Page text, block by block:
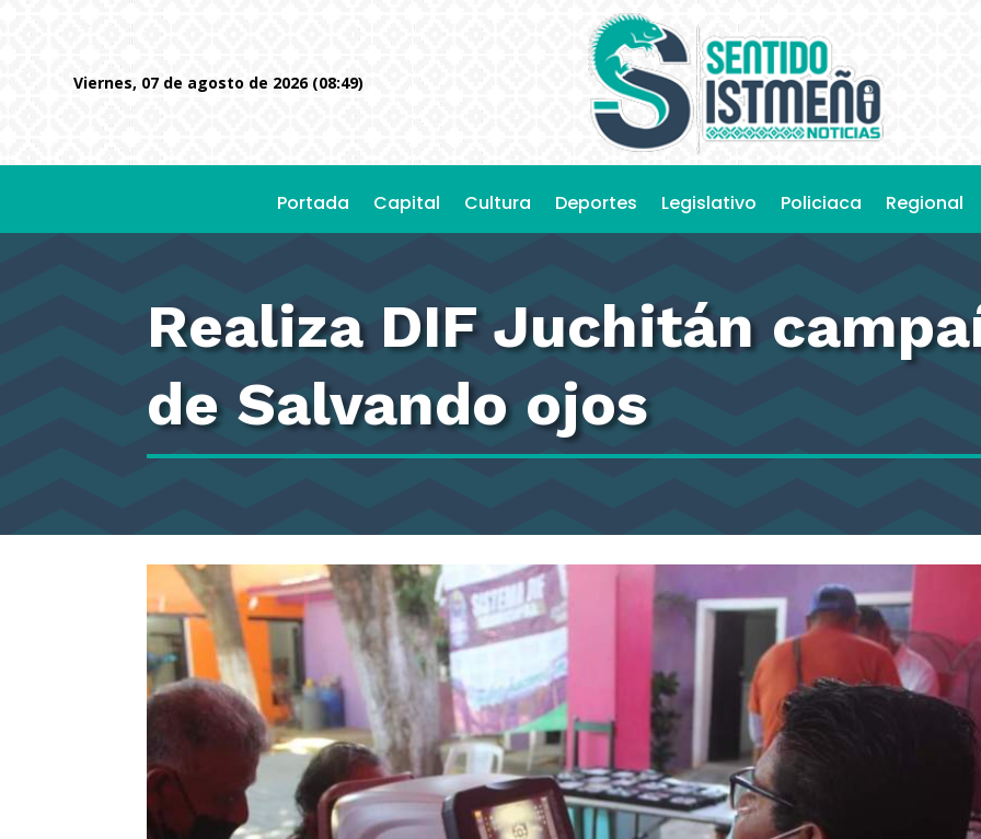
viernes, 07 de agosto de 2026 (08:49)
Portada Capital Cultura Deportes Legislativo Policiaca Regional
Realiza DIF Juchitán
de Salvando ojos